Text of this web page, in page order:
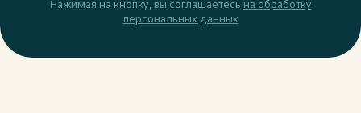
Нажимая на кнопку, вы соглашаетесь на обработку
персональных данных